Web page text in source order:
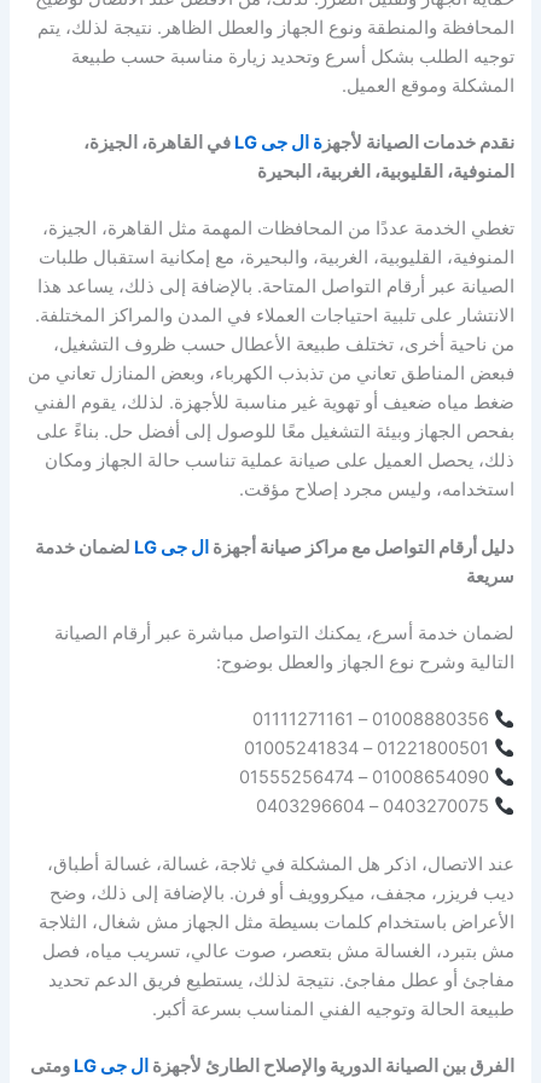
المحافظة والمنطقة ونوع الجهاز والعطل الظاهر. نتيجة لذلك، يتم
توجيه الطلب بشكل أسرع وتحديد زيارة مناسبة حسب طبيعة
المشكلة وموقع العميل.
نقدم خدمات الصيانة لأجهزة ال جى LG
في القاهرة، الجيزة،
المنوفية، القليوبية، الغربية، البحيرة
تغطي الخدمة عددًا من المحافظات المهمة مثل القاهرة، الجيزة،
المنوفية، القليوبية، الغربية، والبحيرة، مع إمكانية استقبال طلبات
الصيانة عبر أرقام التواصل المتاحة. بالإضافة إلى ذلك، يساعد هذا
الانتشار على تلبية احتياجات العملاء في المدن والمراكز المختلفة.
من ناحية أخرى، تختلف طبيعة الأعطال حسب ظروف التشغيل،
فبعض المناطق تعاني من تذبذب الكهرباء، وبعض المنازل تعاني من
ضغط مياه ضعيف أو تهوية غير مناسبة للأجهزة. لذلك، يقوم الفني
بفحص الجهاز وبيئة التشغيل معًا للوصول إلى أفضل حل. بناءً على
ذلك، يحصل العميل على صيانة عملية تناسب حالة الجهاز ومكان
استخدامه، وليس مجرد إصلاح مؤقت.
دليل أرقام التواصل مع مراكز صيانة أجهزة ال جى LG
لضمان خدمة
سريعة
لضمان خدمة أسرع، يمكنك التواصل مباشرة عبر أرقام الصيانة
التالية وشرح نوع الجهاز والعطل بوضوح:
01008654090 – 01555256474
عند الاتصال، اذكر هل المشكلة في ثلاجة، غسالة، غسالة أطباق،
ديب فريزر، مجفف، ميكروويف أو فرن. بالإضافة إلى ذلك، وضح
الأعراض باستخدام كلمات بسيطة مثل الجهاز مش شغال، الثلاجة
مش بتبرد، الغسالة مش بتعصر، صوت عالي، تسريب مياه، فصل
مفاجئ أو عطل مفاجئ. نتيجة لذلك، يستطيع فريق الدعم تحديد
طبيعة الحالة وتوجيه الفني المناسب بسرعة أكبر.
الفرق بين الصيانة الدورية والإصلاح الطارئ لأجهزة ال جى LG ومتى